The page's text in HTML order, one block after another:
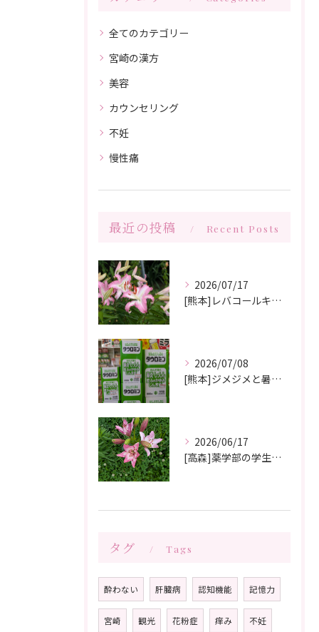
全てのカテゴリー
宮崎の漢方
美容
カウンセリング
不妊
慢性痛
最近の投稿 Recent Posts
2026/07/17
[熊本]レバコールキャンペーン＆ガチャガチャ抽選会やっています‼️
2026/07/08
[熊本]ジメジメと暑い夏痒くてたまらない、皮膚炎が治らない、蕁麻疹が出やすくて悩んでいる方いませんか⁉️タウロミン錠でいつの間にか治ってしまったと大好評です💞
2026/06/17
[高森]薬学部の学生さんが薬局製剤の実習にきてくれました✨桂枝茯苓丸つくり楽しかった!と帰って行きました☺️
タグ Tags
酔わない 肝臓病 認知機能 記憶力
宮崎 観光 花粉症 痒み 不妊